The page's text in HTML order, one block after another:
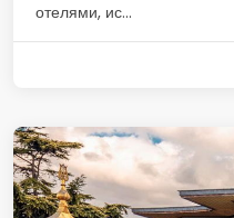
отелями, ис...